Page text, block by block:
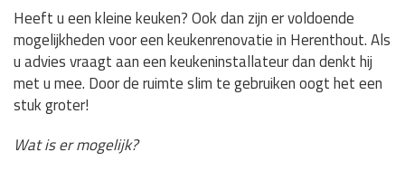
Heeft u een kleine keuken? Ook dan zijn er voldoende
mogelijkheden voor een keukenrenovatie in Herenthout. Als
u advies vraagt aan een keukeninstallateur dan denkt hij
met u mee. Door de ruimte slim te gebruiken oogt het een
stuk groter!
Wat is er mogelijk?